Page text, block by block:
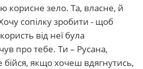
корисне зело. Та, власне, й
сопілку зробити - щоб
від неї була
про тебе. Ти – Русана,
бійся, якщо хочеш вдягнутись,